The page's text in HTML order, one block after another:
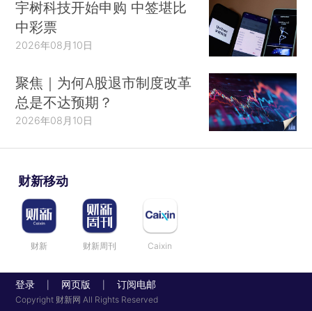
宇树科技开始申购 中签堪比
中彩票
2026年08月10日
聚焦｜为何A股退市制度改革
总是不达预期？
2026年08月10日
财新移动
财新 财新周刊 Caixin
登录 网页版 订阅电邮
Copyright 财新网 All Rights Reserved